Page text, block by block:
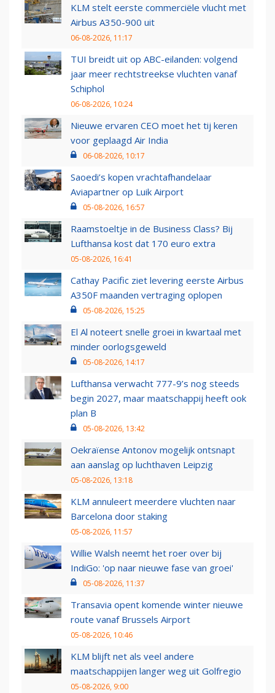
KLM stelt eerste commerciële vlucht met
Airbus A350-900 uit
06-08-2026, 11:17
TUI breidt uit op ABC-eilanden: volgend
jaar meer rechtstreekse vluchten vanaf
Schiphol
06-08-2026, 10:24
Nieuwe ervaren CEO moet het tij keren
voor geplaagd Air India
06-08-2026, 10:17
Saoedi’s kopen vrachtafhandelaar
Aviapartner op Luik Airport
05-08-2026, 16:57
Raamstoeltje in de Business Class? Bij
Lufthansa kost dat 170 euro extra
05-08-2026, 16:41
Cathay Pacific ziet levering eerste Airbus
A350F maanden vertraging oplopen
05-08-2026, 15:25
El Al noteert snelle groei in kwartaal met
minder oorlogsgeweld
05-08-2026, 14:17
Lufthansa verwacht 777-9’s nog steeds
begin 2027, maar maatschappij heeft ook
plan B
05-08-2026, 13:42
Oekraïense Antonov mogelijk ontsnapt
aan aanslag op luchthaven Leipzig
05-08-2026, 13:18
KLM annuleert meerdere vluchten naar
Barcelona door staking
05-08-2026, 11:57
Willie Walsh neemt het roer over bij
IndiGo: 'op naar nieuwe fase van groei'
05-08-2026, 11:37
Transavia opent komende winter nieuwe
route vanaf Brussels Airport
05-08-2026, 10:46
KLM blijft net als veel andere
maatschappijen langer weg uit Golfregio
05-08-2026, 9:00